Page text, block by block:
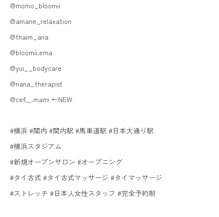
@momo_bloomii
@amane_relaxation
@thaim_ana
@bloomii.ema
@yui__bodycare
@nana_therapist
@cef._.mami ←NEW
#横浜 #関内 #関内駅 #馬車道駅 #日本大通り駅
#横浜スタジアム
#新規オープンサロン #オープニング
#タイ古式 #タイ古式マッサージ #タイマッサージ
#ストレッチ #日本人女性スタッフ #完全予約制